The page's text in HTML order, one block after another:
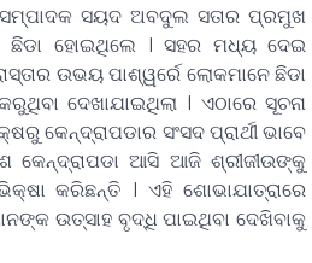
ସମ୍ପାଦକ ସୟଦ ଅବଦୁଲ ସତାର ପ୍ରମୁଖ
ଛିଡା ହୋଇଥିଲେ । ସହର ମଧ୍ୟ ଦେଇ
ଉଭୟ ପାଶ୍ୱର୍ରେ ଲୋକମାନେ ଛିଡା
ଦେଖାଯାଇଥିଲା । ଏଠାରେ ସୂଚନା
କେନ୍ଦ୍ରାପଡାର ସଂସଦ ପ୍ରାର୍ଥୀ ଭାବେ
କେନ୍ଦ୍ରାପଡା ଆସି ଆଜି ଶ୍ରୀଜୀଉଙ୍କୁ
କରିଛନ୍ତି । ଏହି ଶୋଭାଯାତ୍ରାରେ
ଉତ୍ସାହ ବୃଦ୍ଧି ପାଇଥିବା ଦେଖିବାକୁ